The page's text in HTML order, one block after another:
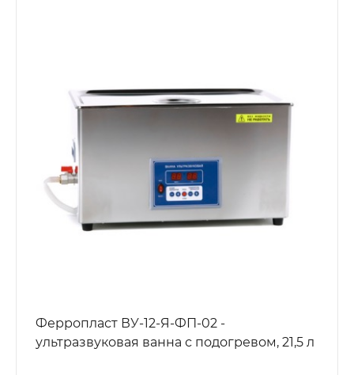
Ферропласт ВУ-12-Я-ФП-02 -
ультразвуковая ванна с подогревом, 21,5 л